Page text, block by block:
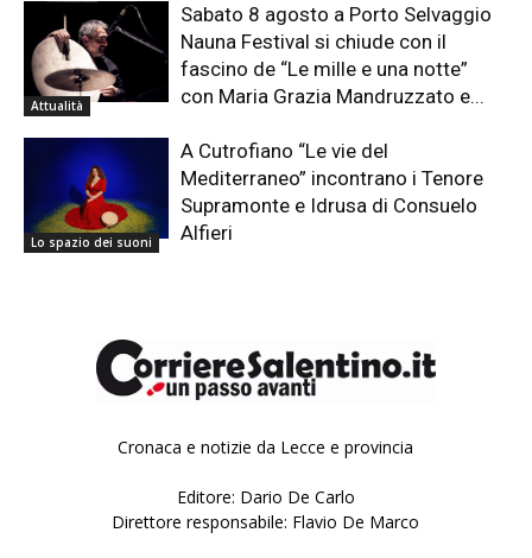
Attualità
Sabato 8 agosto a Porto Selvaggio
Nauna Festival si chiude con il
fascino de “Le mille e una notte”
con Maria Grazia Mandruzzato e...
Lo spazio dei suoni
A Cutrofiano “Le vie del
Mediterraneo” incontrano i Tenore
Supramonte e Idrusa di Consuelo
Alfieri
Cronaca e notizie da Lecce e provincia
Editore: Dario De Carlo
Direttore responsabile: Flavio De Marco